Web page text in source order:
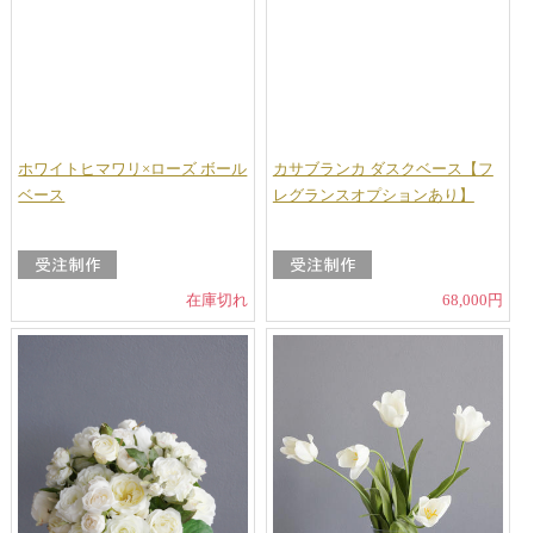
ホワイトヒマワリ×ローズ ボール
ベース
在庫切れ
カサブランカ ダスクベース【フ
レグランスオプションあり】
68,000円